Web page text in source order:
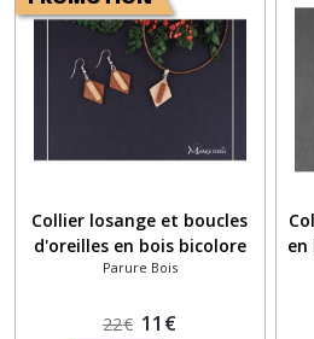
Collier losange et boucles
d'oreilles en bois bicolore
Parure Bois
22€ 11 €
en